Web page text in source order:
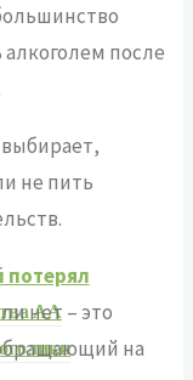
АА
после
не пить
потерял
нет – это
на